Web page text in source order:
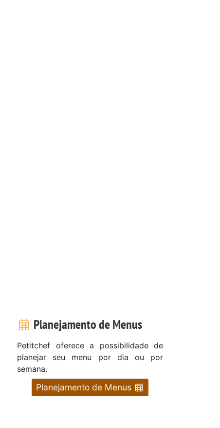
Planejamento de Menus
Petitchef oferece a possibilidade de
planejar seu menu por dia ou por
semana.
Planejamento de Menus